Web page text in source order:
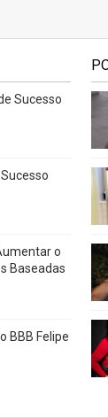
Sucesso
o
Baseadas
BBB Felipe